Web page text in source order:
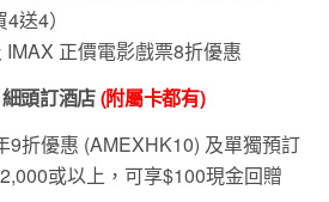
送4）
正價電影戲票8折優惠
細頭訂酒店(附屬卡都有)
9折優惠 (AMEXHK10) 及單獨預訂
或以上，可享$100現金回贈